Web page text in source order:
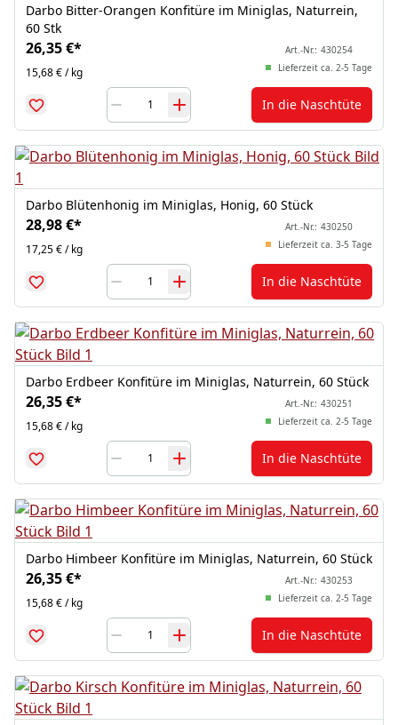
Darbo Bitter-Orangen Konfitüre im Miniglas, Naturrein,
60 Stk
26,35 €*
15,68 € / kg
Art.-Nr.: 430254
Lieferzeit ca. 2-5 Tage
In die Naschtüte
Darbo Blütenhonig im Miniglas, Honig, 60 Stück
28,98 €*
17,25 € / kg
Art.-Nr.: 430250
Lieferzeit ca. 3-5 Tage
In die Naschtüte
Darbo Erdbeer Konfitüre im Miniglas, Naturrein, 60 Stück
26,35 €*
15,68 € / kg
Art.-Nr.: 430251
Lieferzeit ca. 2-5 Tage
In die Naschtüte
Darbo Himbeer Konfitüre im Miniglas, Naturrein, 60 Stück
26,35 €*
15,68 € / kg
Art.-Nr.: 430253
Lieferzeit ca. 2-5 Tage
In die Naschtüte